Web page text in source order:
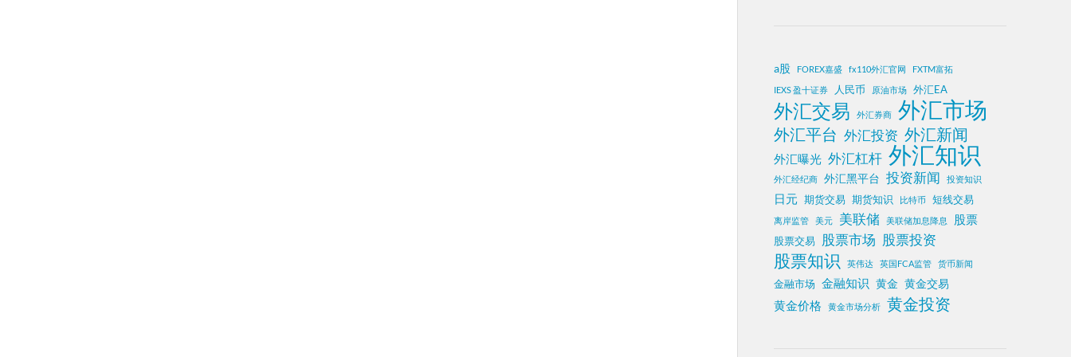
a股 FOREX嘉盛 fx110外汇官网
FXTM富拓
IEXS 盈十证券
人民币 原油市场 外汇EA
外汇交易 外汇券商 外汇市场
外汇平台 外汇投资 外汇新闻
外汇曝光 外汇杠杆 外汇知识
外汇经纪商 外汇黑平台 投资新闻 投资知识
日元 期货交易 期货知识 比特币 短线交易
离岸监管 美元 美联储 美联储加息降息 股票
股票交易 股票市场 股票投资
股票知识 英伟达 英国FCA监管 货币新闻
金融市场 金融知识 黄金 黄金交易
黄金价格 黄金市场分析 黄金投资